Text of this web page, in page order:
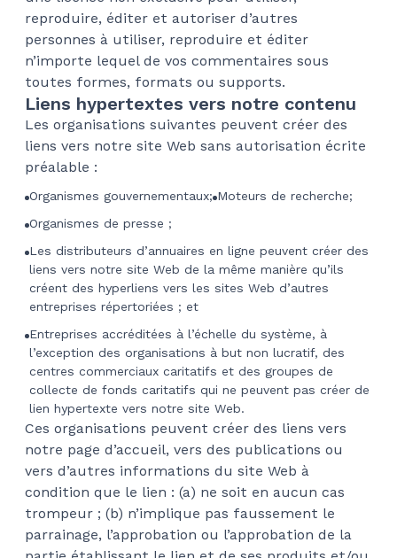
reproduire, éditer et autoriser d’autres
personnes à utiliser, reproduire et éditer
n’importe lequel de vos commentaires sous
toutes formes, formats ou supports.
Liens hypertextes vers notre contenu
Les organisations suivantes peuvent créer des
liens vers notre site Web sans autorisation écrite
préalable :
Organismes gouvernementaux; Moteurs de recherche;
Organismes de presse ;
Les distributeurs d’annuaires en ligne peuvent créer des
liens vers notre site Web de la même manière qu’ils
créent des hyperliens vers les sites Web d’autres
entreprises répertoriées ; et
Entreprises accréditées à l’échelle du système, à
l’exception des organisations à but non lucratif, des
centres commerciaux caritatifs et des groupes de
collecte de fonds caritatifs qui ne peuvent pas créer de
lien hypertexte vers notre site Web.
Ces organisations peuvent créer des liens vers
notre page d’accueil, vers des publications ou
vers d’autres informations du site Web à
condition que le lien : (a) ne soit en aucun cas
trompeur ; (b) n’implique pas faussement le
parrainage, l’approbation ou l’approbation de la